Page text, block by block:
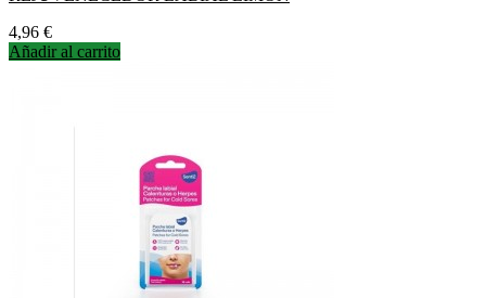
Precio
4,96 €
Añadir al carrito